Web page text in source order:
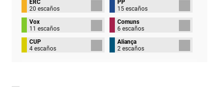
ERC
20 escaños
PP
15 escaños
Vox
11 escaños
Comuns
6 escaños
CUP
4 escaños
Aliança
2 escaños